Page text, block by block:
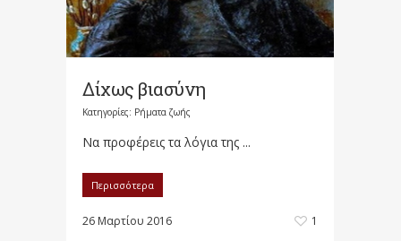
Δίχως βιασύνη
Κατηγορίες: Ρήματα ζωής
Να προφέρεις τα λόγια της ...
Περισσότερα
26 Μαρτίου 2016 1